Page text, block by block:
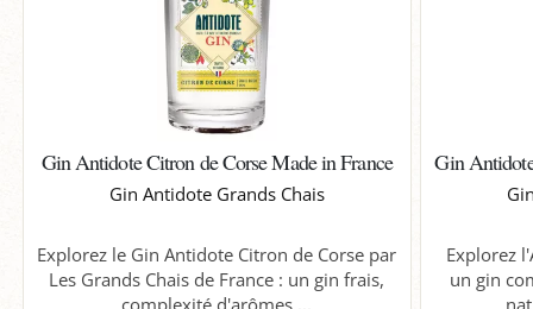
Gin Antidote Citron de Corse Made in France
Gin Antidote Grands Chais
Explorez le Gin Antidote Citron de Corse par
Les Grands Chais de France : un gin frais,
complexité d'arômes ...
Gin
Explorez
un gin